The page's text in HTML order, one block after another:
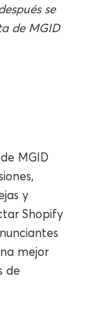
se
de MGID
MGID
y
Shopify
mejor
de